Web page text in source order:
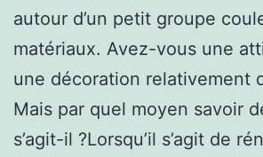
autour d’un petit groupe
matériaux. Avez-vous une
une décoration relativement
Mais par quel moyen savoir
s’agit-il ?Lorsqu’il s’agit de